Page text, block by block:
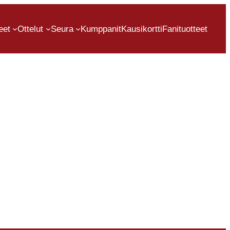
Ottelut Seura KumppanitKausikorttiFanituotteet